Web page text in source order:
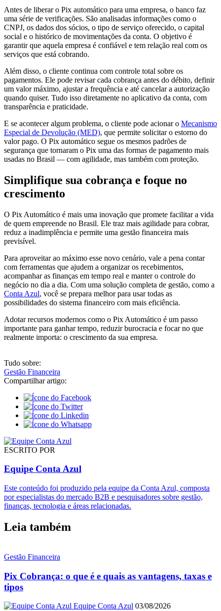
Antes de liberar o Pix automático para uma empresa, o banco faz
uma série de verificações. São analisadas informações como o
CNPJ, os dados dos sócios, o tipo de serviço oferecido, o capital
social e o histórico de movimentações da conta. O objetivo é
garantir que aquela empresa é confiável e tem relação real com os
serviços que está cobrando.
Além disso, o cliente continua com controle total sobre os
pagamentos. Ele pode revisar cada cobrança antes do débito, definir
um valor máximo, ajustar a frequência e até cancelar a autorização
quando quiser. Tudo isso diretamente no aplicativo da conta, com
transparência e praticidade.
E se acontecer algum problema, o cliente pode acionar o Mecanismo
Especial de Devolução (MED), que permite solicitar o estorno do
valor pago. O Pix automático segue os mesmos padrões de
segurança que tornaram o Pix uma das formas de pagamento mais
usadas no Brasil — com agilidade, mas também com proteção.
Simplifique sua cobrança e foque no
crescimento
O Pix Automático é mais uma inovação que promete facilitar a vida
de quem empreende no Brasil. Ele traz mais agilidade para cobrar,
reduz a inadimplência e permite uma gestão financeira mais
previsível.
Para aproveitar ao máximo esse novo cenário, vale a pena contar
com ferramentas que ajudem a organizar os recebimentos,
acompanhar as finanças em tempo real e manter o controle do
negócio no dia a dia. Com uma solução completa de gestão, como a
Conta Azul, você se prepara melhor para usar todas as
possibilidades do sistema financeiro com mais eficiência.
Adotar recursos modernos como o Pix Automático é um passo
importante para ganhar tempo, reduzir burocracia e focar no que
realmente importa: o crescimento da sua empresa.
Tudo sobre:
Gestão Financeira
Compartilhar artigo:
ESCRITO POR
Equipe Conta Azul
Este conteúdo foi produzido pela equipe da Conta Azul, composta
por especialistas do mercado B2B e pesquisadores sobre gestão,
finanças, tecnologia e áreas relacionadas.
Leia também
Gestão Financeira
Pix Cobrança: o que é e quais as vantagens, taxas e
tipos
Equipe Conta Azul 03/08/2026